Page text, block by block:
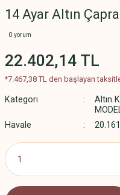
14 Ayar Altın
0 yorum
22.402,14 TL
*7.467,38 TL den başlayan
Kategori Altın
Havale